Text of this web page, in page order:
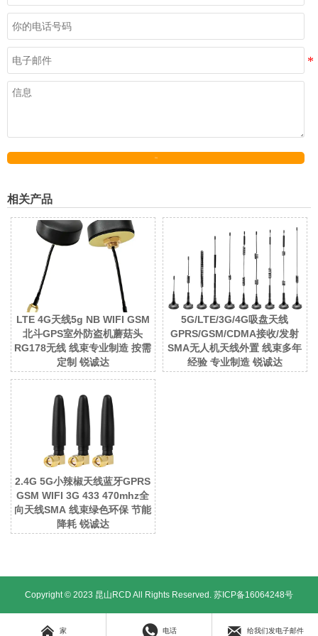
相关产品
LTE 4G天线5g NB WIFI GSM
北斗GPS室外防盗机蘑菇头
RG178无线 线束专业制造 按需
定制 锐诚达
5G/LTE/3G/4G吸盘天线
GPRS/GSM/CDMA接收/发射
SMA无人机天线外置 线束多年
经验 专业制造 锐诚达
2.4G 5G小辣椒天线蓝牙GPRS
GSM WIFI 3G 433 470mhz全
向天线SMA 线束绿色环保 节能
降耗 锐诚达
Copyright © 2023 昆山RCD All Rights Reserved. 苏ICP备16064248号
 家  电话  给我们发电子邮件